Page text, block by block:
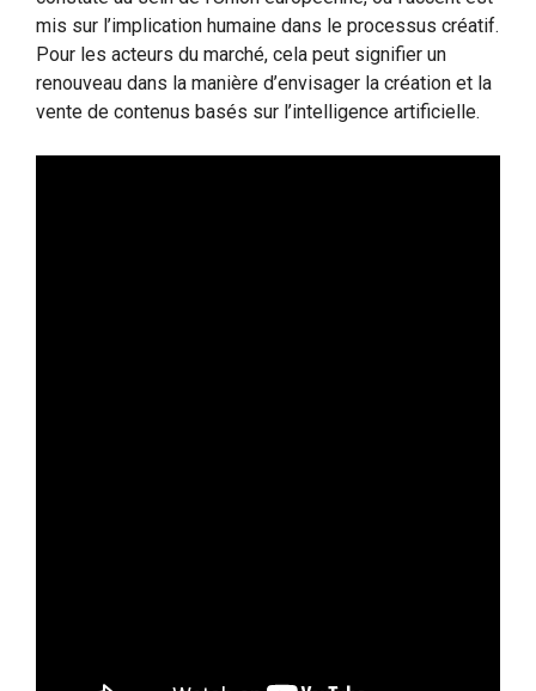
mis sur l’implication humaine dans le processus créatif.
Pour les acteurs du marché, cela peut signifier un
renouveau dans la manière d’envisager la création et la
vente de contenus basés sur l’intelligence artificielle.